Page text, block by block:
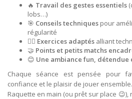
🔥 Travail des gestes essentiels
lobs…)
🎯 Conseils techniques pour
régularité
🏃‍♀️ Exercices adaptés alliant
🤝 Points et petits matchs
😊 Une ambiance fun, détendue
Chaque séance est pensée pour
confiance et le plaisir de jouer ensemble.
Raquette en main (ou prêt sur place